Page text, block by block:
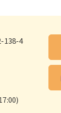
138-4